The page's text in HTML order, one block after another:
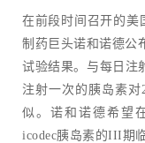
在前段时间召开的美
制药巨头诺和诺德公
试验结果。与每日注
注射一次的胰岛素
似。诺和诺德希望
icodec胰岛素的III期